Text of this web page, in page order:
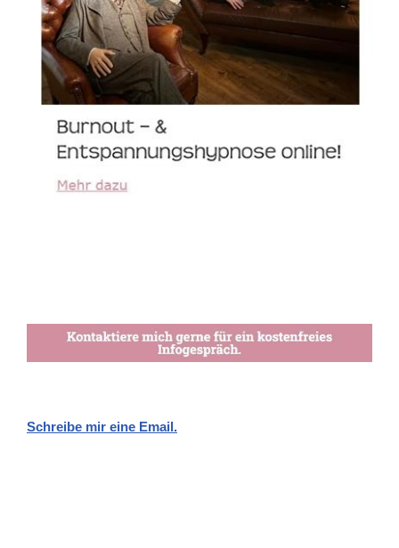
Schreibe mir eine Email.